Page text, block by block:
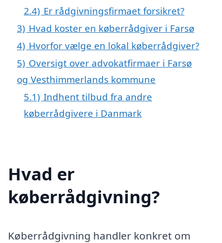
2.4) Er rådgivningsfirmaet forsikret?
3) Hvad koster en køberrådgiver i Farsø
4) Hvorfor vælge en lokal køberrådgiver?
5) Oversigt over advokatfirmaer i Farsø
og Vesthimmerlands kommune
5.1) Indhent tilbud fra andre
køberrådgivere i Danmark
Hvad er
køberrådgivning?
Køberrådgivning handler konkret om